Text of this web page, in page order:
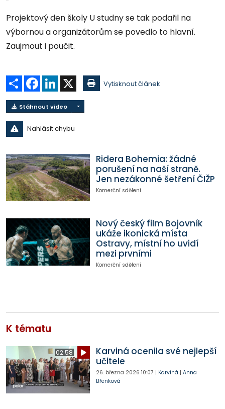
Projektový den školy U studny se tak podařil na
výbornou a organizátorům se povedlo to hlavní.
Zaujmout i poučit.
Sdílet Facebook
LinkedIn Vytisknout článek
Stáhnout video
Nahlásit chybu
Ridera Bohemia: žádné
porušení na naší straně.
Jen nezákonné šetření ČIŽP
Komerční sdělení
Nový český film Bojovník
ukáže ikonická místa
Ostravy, místní ho uvidí
mezi prvními
Komerční sdělení
K tématu
02:58
Karviná ocenila své nejlepší
učitele
26. března 2026 10:07 | Karviná | Anna
Břenková